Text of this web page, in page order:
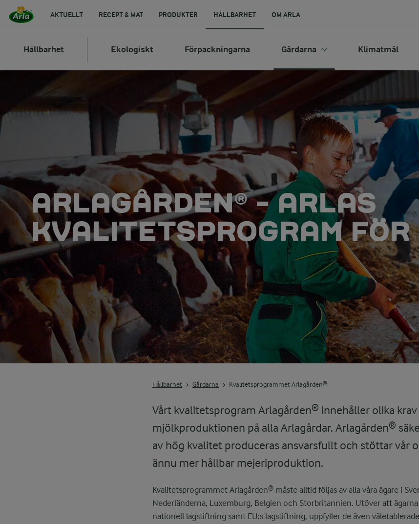
AKTUELLT RECEPT & MAT PRODUKTER HÅLLBARHET OM ARLA
Hållbarhet Ekologiskt Förpackningarna Gårdarna Klimatmål
ARLAGÅRDEN® - ARLAS
KVALITETSPROGRAM FÖR
Hållbarhet Gårdarna Kvalitetsprogrammet Arlagården®
Vårt kvalitetsprogram Arlagården® innehåller olika krav
mjölkproduktionen på alla Arlagårdar. Arlagården®
av hög kvalitet produceras ansvarsfullt och stöttar vår
ännu mer hållbar mejeriproduktion.
Kvalitetsprogrammet Arlagården® måste alltid följas av alla våra ägare i
Nederländerna, Luxemburg, Belgien och Storbritannien. Utöver att
nationell lagstiftning samt EU:s lagstiftning, uppfyller de även